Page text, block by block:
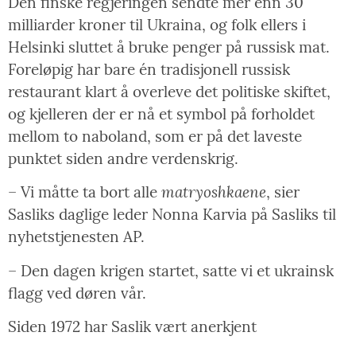
milliarder kroner til Ukraina, og folk ellers i
Helsinki sluttet å bruke penger på russisk mat.
Foreløpig har bare én tradisjonell russisk
restaurant klart å overleve det politiske skiftet,
og kjelleren der er nå et symbol på forholdet
mellom to naboland, som er på det laveste
punktet siden andre verdenskrig.
– Vi måtte ta bort alle matryoshkaene, sier
Sasliks daglige leder Nonna Karvia på Sasliks til
nyhetstjenesten AP.
– Den dagen krigen startet, satte vi et ukrainsk
flagg ved døren vår.
Siden 1972 har Saslik vært anerkjent